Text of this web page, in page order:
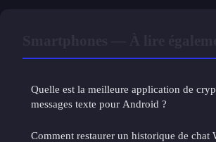
Quelle est la meilleure application de
messages texte pour Android ?
Comment restaurer un historique de chat